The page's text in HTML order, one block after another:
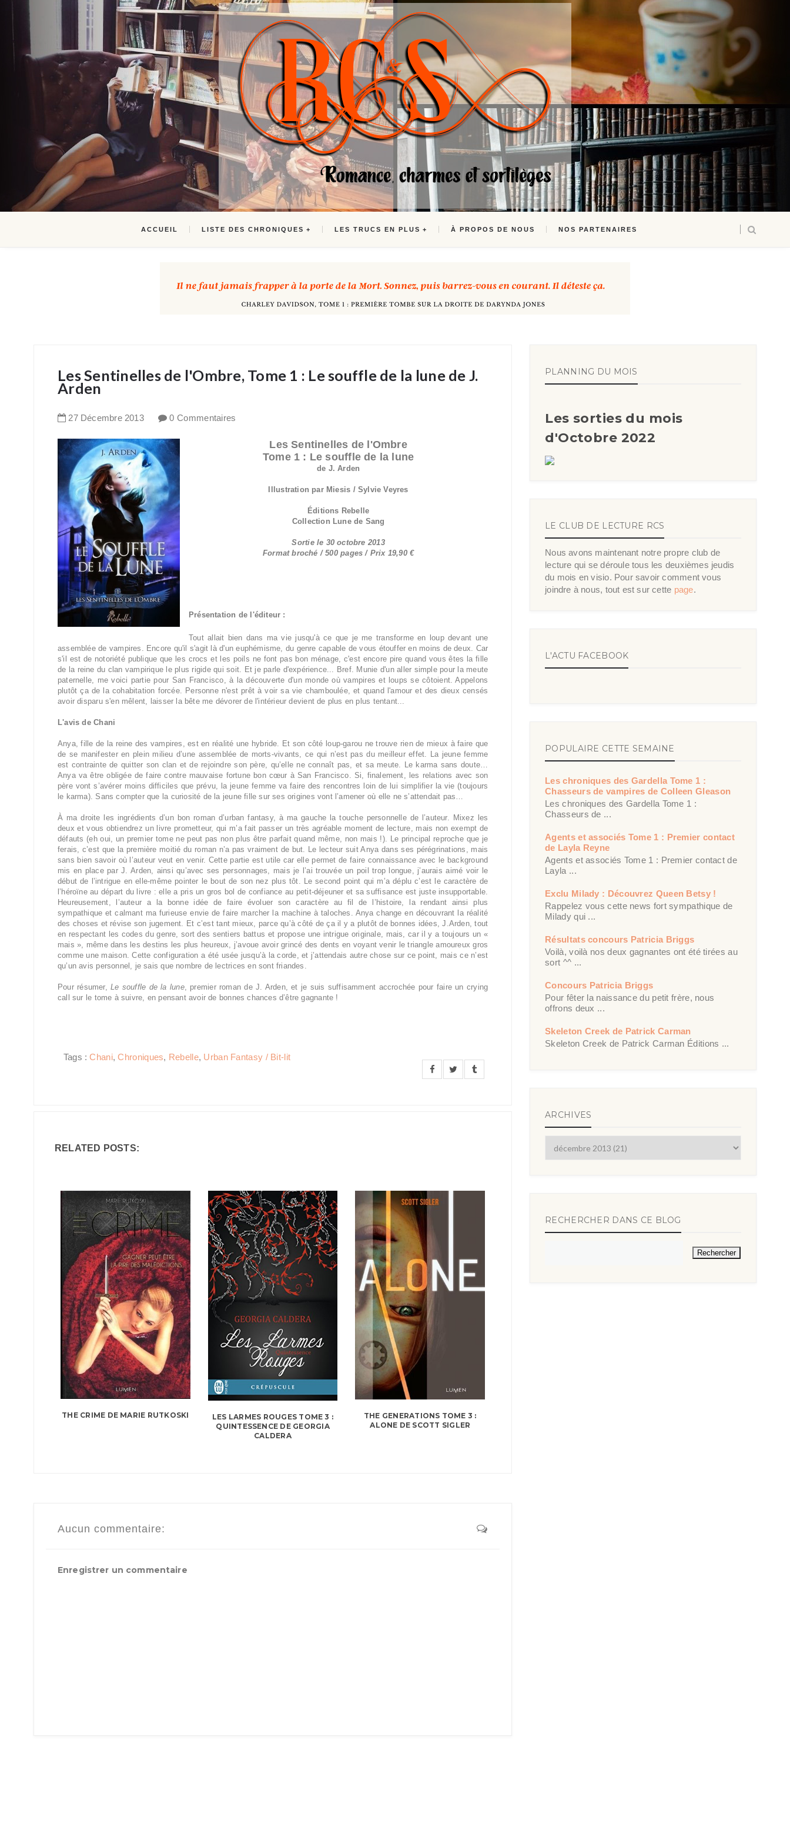
ACCUEIL LISTE DES CHRONIQUES LES TRUCS EN PLUS À PROPOS DE NOUS NOS PARTENAIRES
Les Sentinelles de l'Ombre, Tome 1 : Le souffle de la lune de J.
Arden
27 Décembre 2013 0 Commentaires
Les Sentinelles de l'Ombre
Tome 1 : Le souffle de la lune
de J. Arden
Illustration par Miesis / Sylvie Veyres
Éditions Rebelle
Collection Lune de Sang
Sortie le 30 octobre 2013
Format broché / 500 pages / Prix 19,90 €
Présentation de l'éditeur :
Tout allait bien dans ma vie jusqu'à ce que je me transforme en loup devant une
assemblée de vampires. Encore qu'il s'agit là d'un euphémisme, du genre capable de vous étouffer en moins de deux. Car
s'il est de notoriété publique que les crocs et les poils ne font pas bon ménage, c'est encore pire quand vous êtes la fille
de la reine du clan vampirique le plus rigide qui soit. Et je parle d'expérience... Bref. Munie d'un aller simple pour la meute
paternelle, me voici partie pour San Francisco, à la découverte d'un monde où vampires et loups se côtoient. Appelons
plutôt ça de la cohabitation forcée. Personne n'est prêt à voir sa vie chamboulée, et quand l'amour et des dieux censés
avoir disparu s'en mêlent, laisser la bête me dévorer de l'intérieur devient de plus en plus tentant...
L'avis de Chani
Anya, fille de la reine des vampires, est en réalité une hybride. Et son côté loup-garou ne trouve rien de mieux à faire que
de se manifester en plein milieu d’une assemblée de morts-vivants, ce qui n’est pas du meilleur effet. La jeune femme
est contrainte de quitter son clan et de rejoindre son père, qu’elle ne connaît pas, et sa meute. Le karma sans doute…
Anya va être obligée de faire contre mauvaise fortune bon cœur à San Francisco. Si, finalement, les relations avec son
père vont s’avérer moins difficiles que prévu, la jeune femme va faire des rencontres loin de lui simplifier la vie (toujours
le karma). Sans compter que la curiosité de la jeune fille sur ses origines vont l’amener où elle ne s’attendait pas…
À ma droite les ingrédients d’un bon roman d’urban fantasy, à ma gauche la touche personnelle de l’auteur. Mixez les
deux et vous obtiendrez un livre prometteur, qui m’a fait passer un très agréable moment de lecture, mais non exempt de
défauts (eh oui, un premier tome ne peut pas non plus être parfait quand même, non mais !). Le principal reproche que je
ferais, c’est que la première moitié du roman n’a pas vraiment de but. Le lecteur suit Anya dans ses pérégrinations, mais
sans bien savoir où l’auteur veut en venir. Cette partie est utile car elle permet de faire connaissance avec le background
mis en place par J. Arden, ainsi qu’avec ses personnages, mais je l’ai trouvée un poil trop longue, j’aurais aimé voir le
début de l’intrigue en elle-même pointer le bout de son nez plus tôt. Le second point qui m’a déplu c’est le caractère de
l’héroïne au départ du livre : elle a pris un gros bol de confiance au petit-déjeuner et sa suffisance est juste insupportable.
Heureusement, l’auteur a la bonne idée de faire évoluer son caractère au fil de l’histoire, la rendant ainsi plus
sympathique et calmant ma furieuse envie de faire marcher la machine à taloches. Anya change en découvrant la réalité
des choses et révise son jugement. Et c’est tant mieux, parce qu’à côté de ça il y a plutôt de bonnes idées, J.Arden, tout
en respectant les codes du genre, sort des sentiers battus et propose une intrigue originale, mais, car il y a toujours un «
mais », même dans les destins les plus heureux, j’avoue avoir grincé des dents en voyant venir le triangle amoureux gros
comme une maison. Cette configuration a été usée jusqu’à la corde, et j’attendais autre chose sur ce point, mais ce n’est
qu’un avis personnel, je sais que nombre de lectrices en sont friandes.
Pour résumer,Le souffle de la lune, premier roman de J. Arden, et je suis suffisamment accrochée pour faire un crying
call sur le tome à suivre, en pensant avoir de bonnes chances d’être gagnante !
Tags :Chani,Chroniques, Rebelle, Urban Fantasy / Bit-lit
RELATED POSTS:
THE CRIME DE MARIE RUTKOSKI
LES LARMES ROUGES TOME 3 :
QUINTESSENCE DE GEORGIA
CALDERA
THE GENERATIONS TOME 3 :
ALONE DE SCOTT SIGLER
Aucun commentaire:
Enregistrer un commentaire
PLANNING DU MOIS
Les sorties du mois
d'Octobre 2022
LE CLUB DE LECTURE RCS
Nous avons maintenant notre propre club de
lecture qui se déroule tous les deuxièmes jeudis
du mois en visio. Pour savoir comment vous
joindre à nous, tout est sur cette page.
L'ACTU FACEBOOK
POPULAIRE CETTE SEMAINE
Les chroniques des Gardella Tome 1 :
Chasseurs de vampires de Colleen Gleason
Les chroniques des Gardella Tome 1 :
Chasseurs de ...
Agents et associés Tome 1 : Premier contact
de Layla Reyne
Agents et associés Tome 1 : Premier contact de
Layla ...
Exclu Milady : Découvrez Queen Betsy !
Rappelez vous cette news fort sympathique de
Milady qui ...
Résultats concours Patricia Briggs
Voilà, voilà nos deux gagnantes ont été tirées au
sort ^^ ...
Concours Patricia Briggs
Pour fêter la naissance du petit frère, nous
offrons deux ...
Skeleton Creek de Patrick Carman
Skeleton Creek de Patrick Carman Éditions ...
ARCHIVES
RECHERCHER DANS CE BLOG